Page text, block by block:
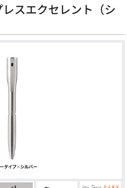
スエクセレント（シ